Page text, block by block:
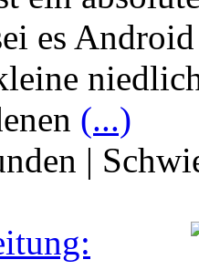
es
(...)
|